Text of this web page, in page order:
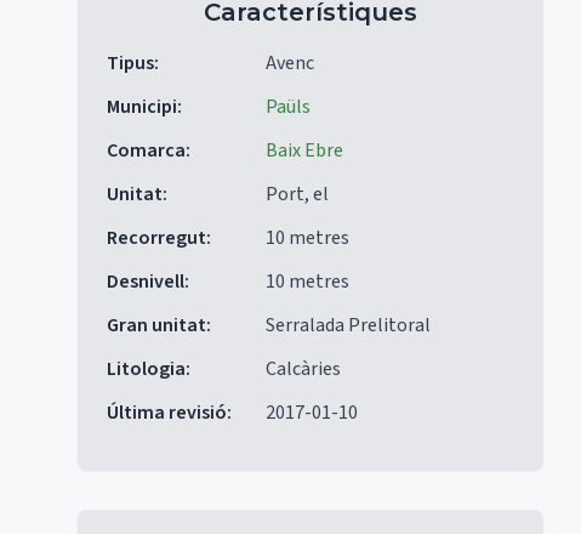
Característiques
Tipus:
Avenc
Municipi:
Paüls
Comarca:
Baix Ebre
Unitat:
Port, el
Recorregut:
10 metres
Desnivell:
10 metres
Gran unitat:
Serralada Prelitoral
Litologia:
Calcàries
Última revisió: 2017-01-10